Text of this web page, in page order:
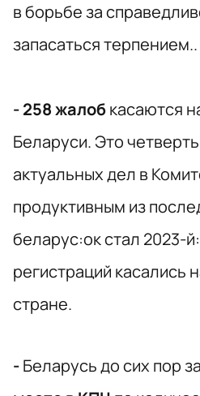
в борьбе за
запасаться терпением..
- 258 жалобкасаются
Беларуси. Это
актуальных дел в
продуктивным из
беларус:ок стал 2023-й:
регистраций касались
стране.
-Беларусь до сих пор